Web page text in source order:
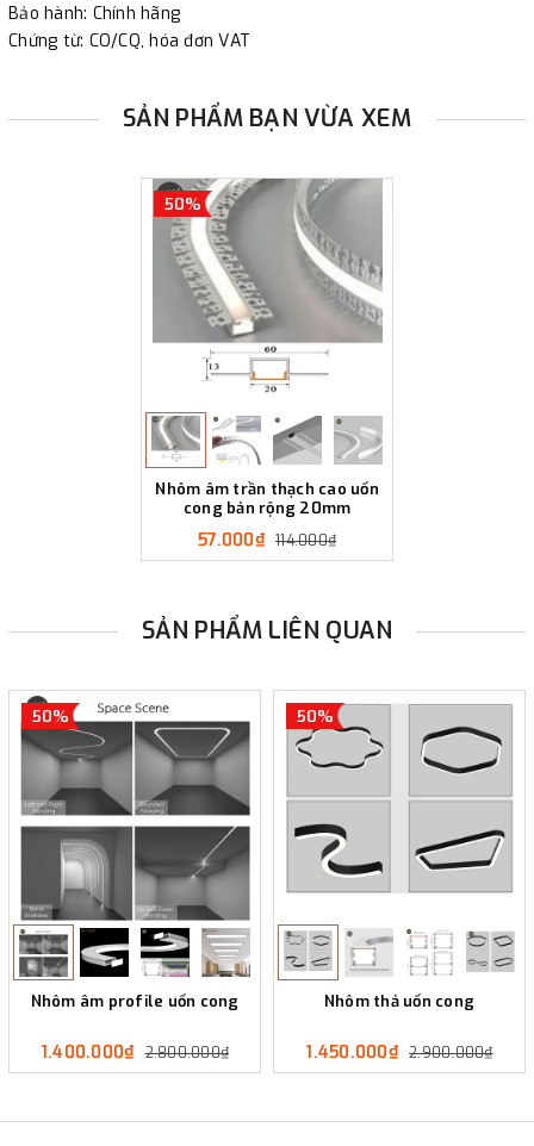
Bảo hành: Chính hãng
Chứng từ: CO/CQ, hóa đơn VAT
SẢN PHẨM BẠN VỪA XEM
50%
Nhôm âm trần thạch cao uốn
cong bản rộng 20mm
57.000₫ 114.000₫
SẢN PHẨM LIÊN QUAN
50%
Nhôm âm profile uốn cong
1.400.000₫ 2.800.000₫
50%
Nhôm thả uốn cong
1.450.000₫ 2.900.000₫